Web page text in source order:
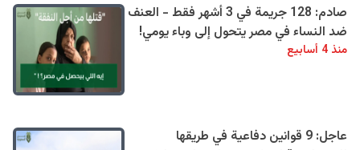
صادم: 128 جريمة في 3 أشهر فقط - العنف
ضد النساء في مصر يتحول إلى وباء يومي!
منذ 4 أسابيع
عاجل: 9 قوانين دفاعية في طريقها